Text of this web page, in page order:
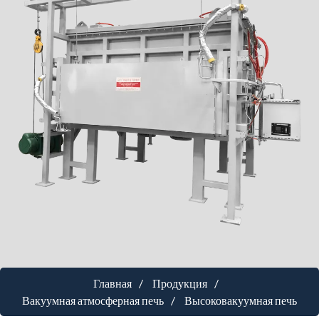
Главная
Продукция
Вакуумная атмосферная печь
Высоковакуумная печь